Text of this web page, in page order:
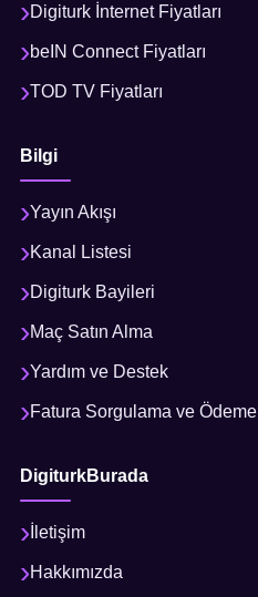
Digiturk İnternet Fiyatları
beIN Connect Fiyatları
TOD TV Fiyatları
Bilgi
Yayın Akışı
Kanal Listesi
Digiturk Bayileri
Maç Satın Alma
Yardım ve Destek
Fatura Sorgulama ve Ödeme
DigiturkBurada
İletişim
Hakkımızda